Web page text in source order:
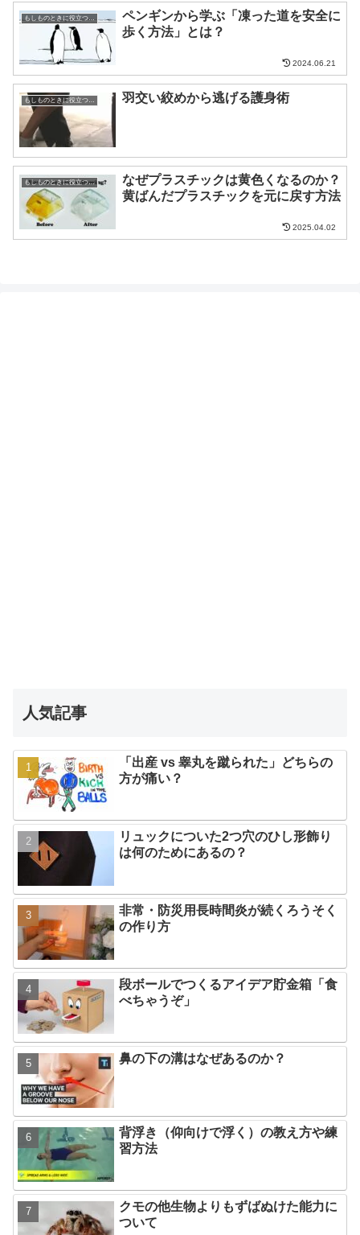
ペンギンから学ぶ「凍った道を安全に
歩く方法」とは？
2024.06.21
羽交い絞めから逃げる護身術
もしものときに役立つ知識
なぜプラスチックは黄色くなるのか？
黄ばんだプラスチックを元に戻す方法
2025.04.02
人気記事
「出産 vs 睾丸を蹴られた」どちらの
方が痛い？
リュックについた2つ穴のひし形飾り
は何のためにあるの？
非常・防災用長時間炎が続くろうそく
の作り方
段ボールでつくるアイデア貯金箱「食
べちゃうぞ」
鼻の下の溝はなぜあるのか？
背浮き（仰向けで浮く）の教え方や練
習方法
クモの他生物よりもずばぬけた能力に
ついて